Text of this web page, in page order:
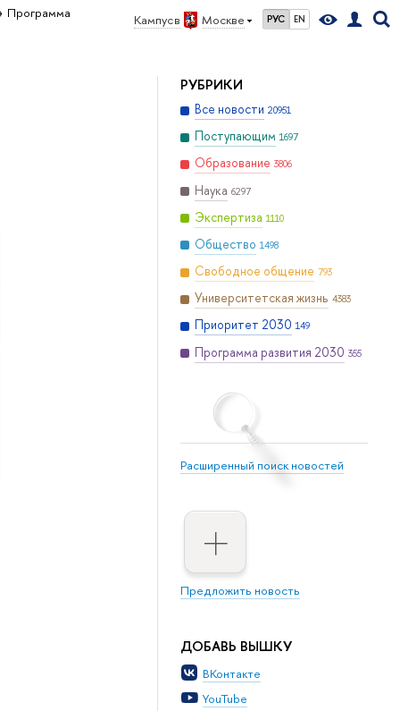
Кампус в Москве РУС EN
Программа
РУБРИКИ
Все новости 20951
Поступающим 1697
Образование 3806
Наука 6297
Экспертиза 1110
Общество 1498
Свободное общение 793
Университетская жизнь 4383
Приоритет 2030 149
Программа развития 2030 355
Расширенный поиск новостей
Предложить новость
ДОБАВЬ ВЫШКУ
ВКонтакте
YouTube